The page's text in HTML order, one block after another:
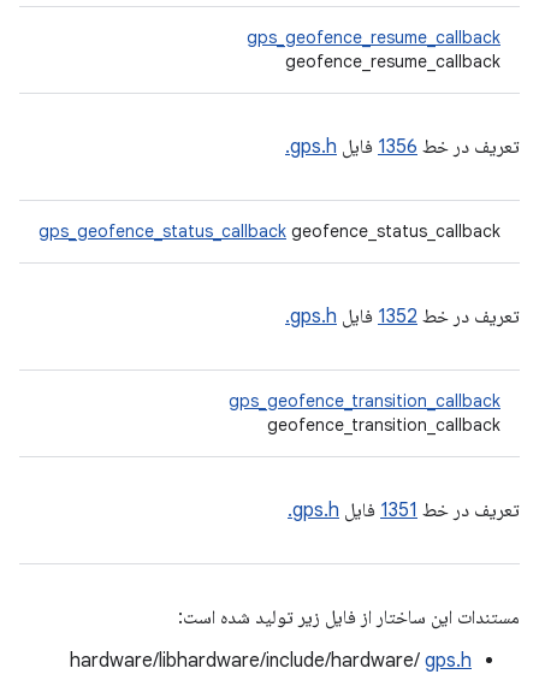
gps_geofence_resume_callback
geofence_resume_callback
تعریف در خط 1356 فایل gps.h.
gps_geofence_status_callback geofence_status_callback
تعریف در خط 1352 فایل gps.h.
gps_geofence_transition_callback
geofence_transition_callback
تعریف در خط 1351 فایل gps.h.
مستندات این ساختار از فایل زیر تولید شده است:
hardware/libhardware/include/hardware/ gps.h